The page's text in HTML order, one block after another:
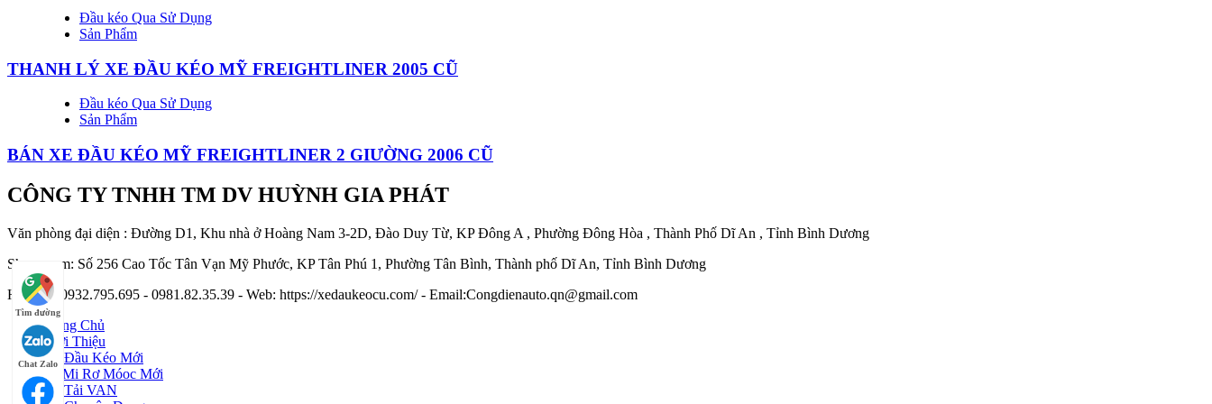
Đầu kéo Qua Sử Dụng
Sản Phẩm
THANH LÝ XE ĐẦU KÉO MỸ FREIGHTLINER 2005 CŨ
Đầu kéo Qua Sử Dụng
Sản Phẩm
BÁN XE ĐẦU KÉO MỸ FREIGHTLINER 2 GIƯỜNG 2006 CŨ
CÔNG TY TNHH TM DV HUỲNH GIA PHÁT
Văn phòng đại diện : Đường D1, Khu nhà ở Hoàng Nam 3-2D, Đào Duy Từ, KP Đông A , Phường Đông Hòa , Thành Phố Dĩ An , Tỉnh Bình Dương
Showroom: Số 256 Cao Tốc Tân Vạn Mỹ Phước, KP Tân Phú 1, Phường Tân Bình, Thành phố Dĩ An, Tỉnh Bình Dương
Hotline : 0932.795.695 - 0981.82.35.39 - Web: https://xedaukeocu.com/ - Email:Congdienauto.qn@gmail.com
Tìm đường
Chat Zalo
Trang Chủ
Giới Thiệu
Xe Đầu Kéo Mới
Sơ Mi Rơ Móoc Mới
Xe Tải VAN